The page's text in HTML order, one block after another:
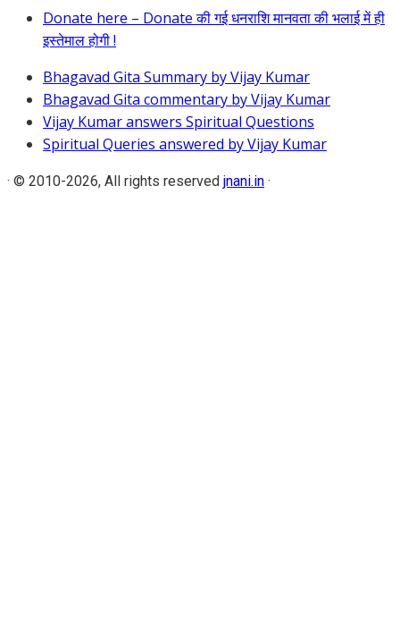
Donate here – Donate की गई धनराशि मानवता की भलाई में ही
इस्तेमाल होगी !
Bhagavad Gita Summary by Vijay Kumar
Bhagavad Gita commentary by Vijay Kumar
Vijay Kumar answers Spiritual Questions
Spiritual Queries answered by Vijay Kumar
· © 2010-2026, All rights reserved jnani.in ·